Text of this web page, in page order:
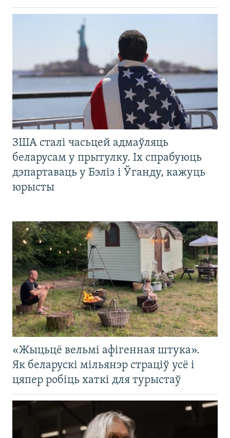
ЗША сталі часьцей адмаўляць
беларусам у прытулку. Іх спрабуюць
дэпартаваць у Бэліз і Ўганду, кажуць
юрысты
«Жыцьцё вельмі афігенная штука».
Як беларускі мільянэр страціў усё і
цяпер робіць хаткі для турыстаў